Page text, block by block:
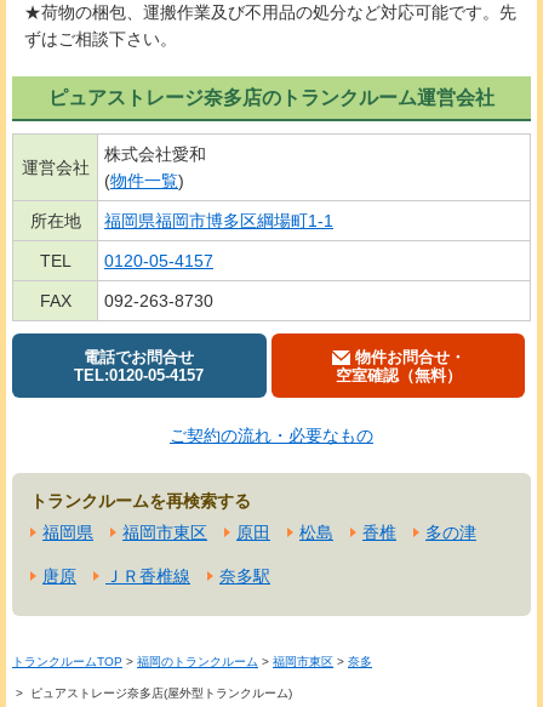
★荷物の梱包、運搬作業及び不用品の処分など対応可能です。先
ずはご相談下さい。
ピュアストレージ奈多店のトランクルーム運営会社
運営会社
株式会社愛和
(物件一覧)
所在地 福岡県福岡市博多区綱場町1-1
TEL 0120-05-4157
FAX 092-263-8730
電話でお問合せ
TEL:0120-05-4157
物件お問合せ・
空室確認（無料）
ご契約の流れ・必要なもの
トランクルームを再検索する
福岡県
福岡市東区 原田 松島 香椎 多の津
唐原 ＪＲ香椎線 奈多駅
トランクルームTOP > 福岡のトランクルーム > 福岡市東区 > 奈多
> ピュアストレージ奈多店(屋外型トランクルーム)